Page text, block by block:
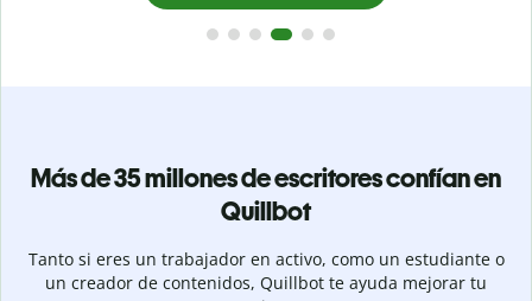
Más de 35 millones de escritores confían en
Quillbot
Tanto si eres un trabajador en activo, como un estudiante o
un creador de contenidos, Quillbot te ayuda mejorar tu